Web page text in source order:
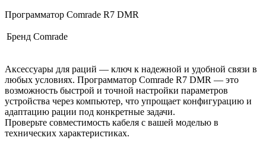
Программатор Comrade R7 DMR
Бренд Comrade
Аксессуары для раций — ключ к надежной и удобной связи в
любых условиях. Программатор Comrade R7 DMR — это
возможность быстрой и точной настройки параметров
устройства через компьютер, что упрощает конфигурацию и
адаптацию рации под конкретные задачи.
Проверьте совместимость кабеля с вашей моделью в
технических характеристиках.